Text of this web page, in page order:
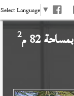
Select Language ▼
بمساحة 82 م 2